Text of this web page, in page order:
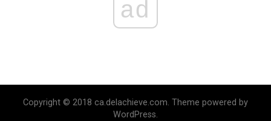
ad
Copyright © 2018 ca.delachieve.com. Theme powered by
WordPress.